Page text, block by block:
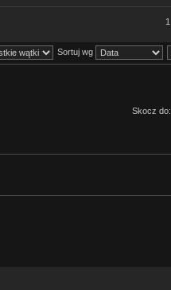
1
Sortuj wg
Skocz do: